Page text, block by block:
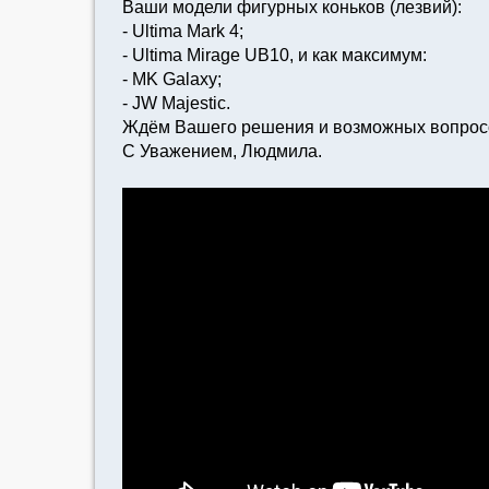
Ваши модели фигурных коньков (лезвий):
- Ultima Mark 4;
- Ultima Mirage UB10, и как максимум:
- MK Galaxy;
- JW Majestic.
Ждём Вашего решения и возможных
С Уважением, Людмила.